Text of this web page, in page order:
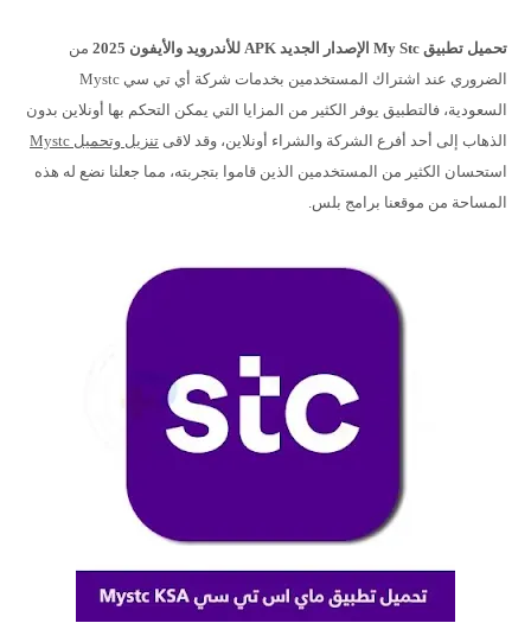
تحميل تطبيق My Stc الإصدار الجديد APK للأندرويد والأيفون 2025
من
الضروري عند اشتراك المستخدمين بخدمات شركة أي تي سي Mystc
السعودية، فالتطبيق يوفر الكثير من المزايا التي يمكن التحكم بها أونلاين بدون
الذهاب إلى أحد أفرع الشركة والشراء أونلاين، وقد لاقى تنزيل وتحميل Mystc
استحسان الكثير من المستخدمين الذين قاموا بتجربته، مما جعلنا نضع له هذه
المساحة من موقعنا برامج بلس.